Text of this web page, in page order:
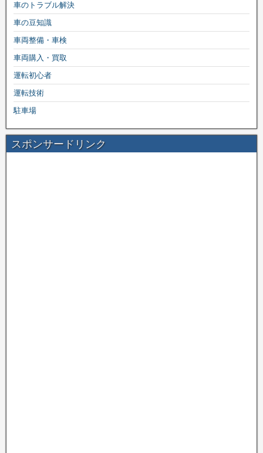
車のトラブル解決
車の豆知識
車両整備・車検
車両購入・買取
運転初心者
運転技術
駐車場
スポンサードリンク